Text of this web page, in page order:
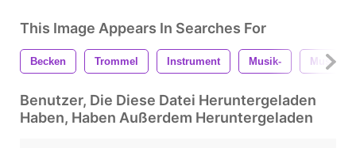
This Image Appears In Searches For
Becken Trommel Instrument Musik- Musical
Benutzer, Die Diese Datei Heruntergeladen
Haben, Haben Außerdem Heruntergeladen